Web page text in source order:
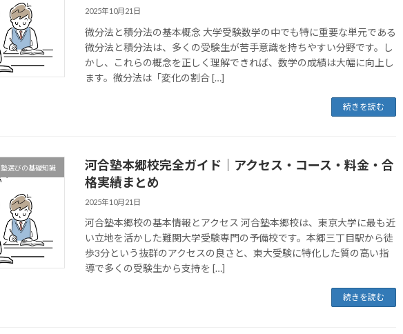
2025年10月21日
微分法と積分法の基本概念 大学受験数学の中でも特に重要な単元である
微分法と積分法は、多くの受験生が苦手意識を持ちやすい分野です。し
かし、これらの概念を正しく理解できれば、数学の成績は大幅に向上し
ます。微分法は「変化の割合 […]
続きを読む
塾選びの基礎知識
河合塾本郷校完全ガイド｜アクセス・コース・料金・合
格実績まとめ
2025年10月21日
河合塾本郷校の基本情報とアクセス 河合塾本郷校は、東京大学に最も近
い立地を活かした難関大学受験専門の予備校です。本郷三丁目駅から徒
歩3分という抜群のアクセスの良さと、東大受験に特化した質の高い指
導で多くの受験生から支持を […]
続きを読む